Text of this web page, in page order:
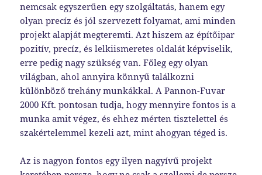
nemcsak egyszerűen egy szolgáltatás, hanem egy
olyan precíz és jól szervezett folyamat, ami minden
projekt alapját megteremti. Azt hiszem az építőipar
pozitív, precíz, és lelkiismeretes oldalát képviselik,
erre pedig nagy szükség van. Főleg egy olyan
világban, ahol annyira könnyű találkozni
különböző trehány munkákkal. A Pannon-Fuvar
2000 Kft. pontosan tudja, hogy mennyire fontos is a
munka amit végez, és ehhez mérten tisztelettel és
szakértelemmel kezeli azt, mint ahogyan téged is.
Az is nagyon fontos egy ilyen nagyívű projekt